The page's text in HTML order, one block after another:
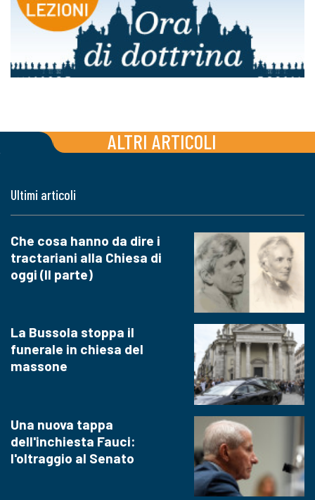
ALTRI ARTICOLI
Ultimi articoli
Che cosa hanno da dire i
tractariani alla Chiesa di
oggi (II parte)
La Bussola stoppa il
funerale in chiesa del
massone
Una nuova tappa
dell'inchiesta Fauci:
l'oltraggio al Senato